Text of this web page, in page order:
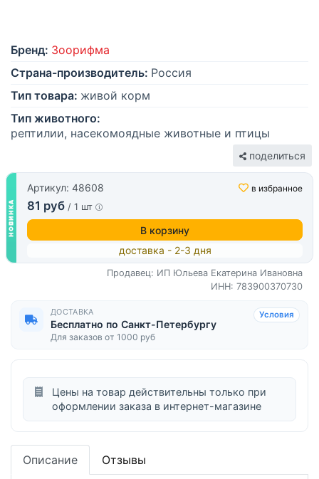
Бренд: Зоорифма
Страна-производитель: Россия
Тип товара: живой корм
Тип животного:
рептилии, насекомоядные животные и птицы
поделиться
Артикул: 48608 в избранное
81 руб / 1 шт
В корзину
доставка - 2-3 дня
Продавец: ИП Юльева Екатерина Ивановна
ИНН: 783900370730
ДОСТАВКА
Бесплатно по Санкт-Петербургу
Для заказов от 1000 руб
Условия
Цены на товар действительны только при
оформлении заказа в интернет-магазине
Описание Отзывы